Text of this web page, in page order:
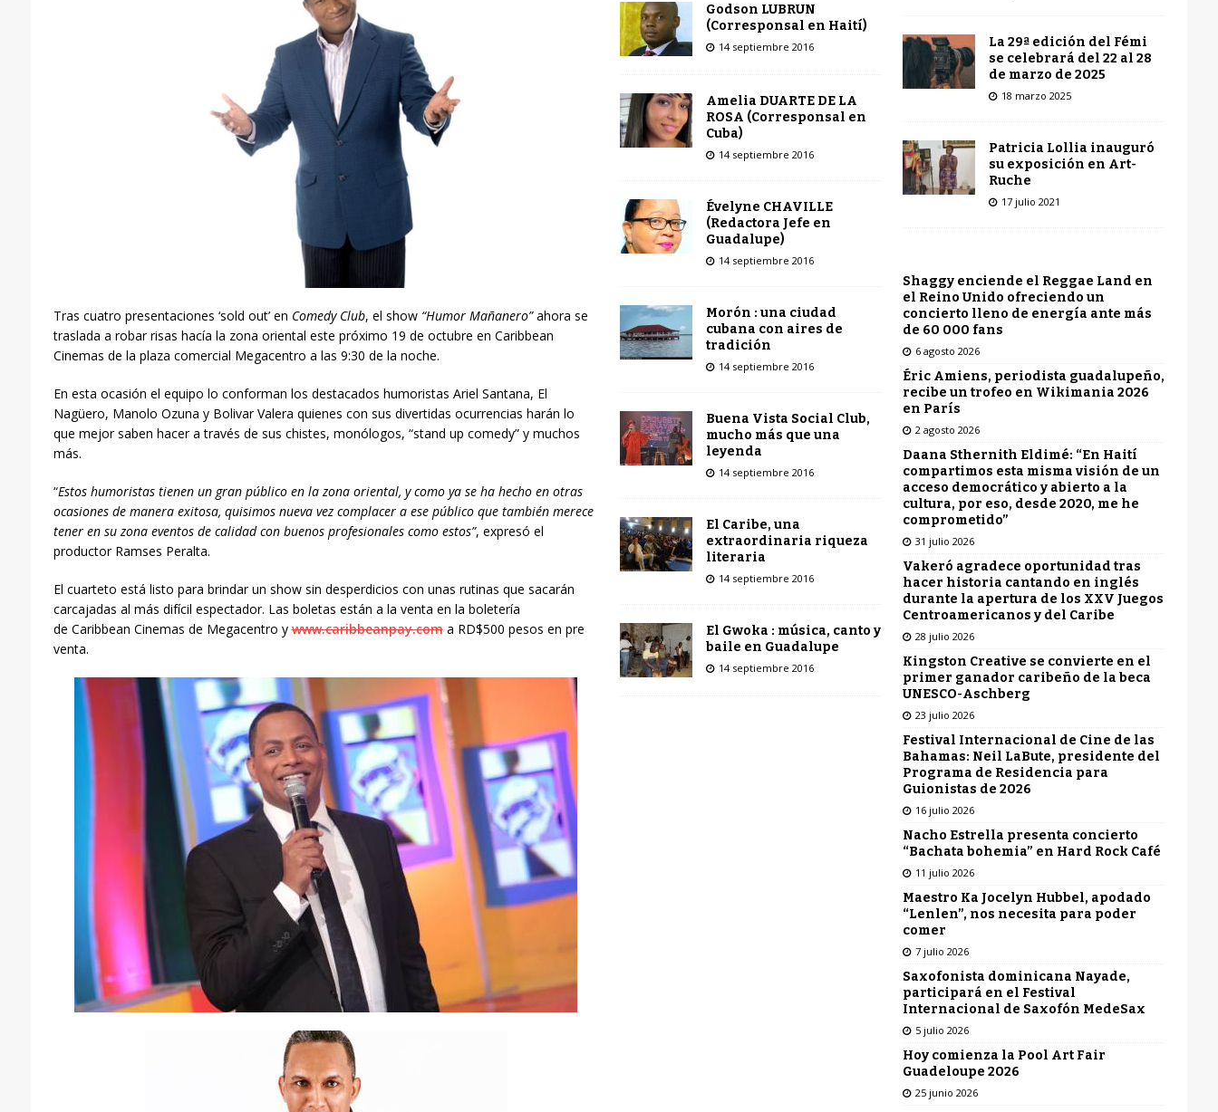
Tras cuatro presentaciones ‘sold out’ en Comedy Club, el show “Humor Mañanero”ahora se
traslada a robar risas hacía la zona oriental este próximo 19 de octubre en Caribbean
Cinemas de la plaza comercial Megacentro a las 9:30 de la noche.
En esta ocasión el equipo lo conforman los destacados humoristas Ariel Santana, El
Nagüero, Manolo Ozuna y Bolivar Valera quienes con sus divertidas ocurrencias harán lo
que mejor saben hacer a través de sus chistes, monólogos, “stand up comedy” y muchos
más.
“Estos humoristas tienen un gran público en la zona oriental, y como ya se ha hecho en otras
ocasiones de manera exitosa, quisimos nueva vez complacer a ese público que también merece
tener en su zona eventos de calidad con buenos profesionales como estos”, expresó el
productor Ramses Peralta.
El cuarteto está listo para brindar un show sin desperdicios con unas rutinas que sacarán
carcajadas al más difícil espectador. Las boletas están a la venta en la boletería
de Caribbean Cinemas de Megacentro ywww.caribbeanpay.com a RD$500 pesos en pre
venta.
Godson LUBRUN
(Corresponsal en Haití)
14 septiembre 2016
Amelia DUARTE DE LA
ROSA (Corresponsal en
Cuba)
14 septiembre 2016
Évelyne CHAVILLE
(Redactora Jefe en
Guadalupe)
14 septiembre 2016
Morón : una ciudad
cubana con aires de
tradición
14 septiembre 2016
Buena Vista Social Club,
mucho más que una
leyenda
14 septiembre 2016
El Caribe, una
extraordinaria riqueza
literaria
14 septiembre 2016
El Gwoka : música, canto y
baile en Guadalupe
14 septiembre 2016
La 29ª edición del Fémi
se celebrará del 22 al 28
de marzo de 2025
18 marzo 2025
Patricia Lollia inauguró
su exposición en Art-
Ruche
17 julio 2021
Shaggy enciende el Reggae Land en
el Reino Unido ofreciendo un
concierto lleno de energía ante más
de 60 000 fans
6 agosto 2026
Éric Amiens, periodista guadalupeño,
recibe un trofeo en Wikimania 2026
en París
2 agosto 2026
Daana Sthernith Eldimé: “En Haití
compartimos esta misma visión de un
acceso democrático y abierto a la
cultura, por eso, desde 2020, me he
comprometido”
31 julio 2026
Vakeró agradece oportunidad tras
hacer historia cantando en inglés
durante la apertura de los XXV Juegos
Centroamericanos y del Caribe
28 julio 2026
Kingston Creative se convierte en el
primer ganador caribeño de la beca
UNESCO-Aschberg
23 julio 2026
Festival Internacional de Cine de las
Bahamas: Neil LaBute, presidente del
Programa de Residencia para
Guionistas de 2026
16 julio 2026
Nacho Estrella presenta concierto
“Bachata bohemia” en Hard Rock Café
11 julio 2026
Maestro Ka Jocelyn Hubbel, apodado
“Lenlen”, nos necesita para poder
comer
7 julio 2026
Saxofonista dominicana Nayade,
participará en el Festival
Internacional de Saxofón MedeSax
5 julio 2026
Hoy comienza la Pool Art Fair
Guadeloupe 2026
25 junio 2026